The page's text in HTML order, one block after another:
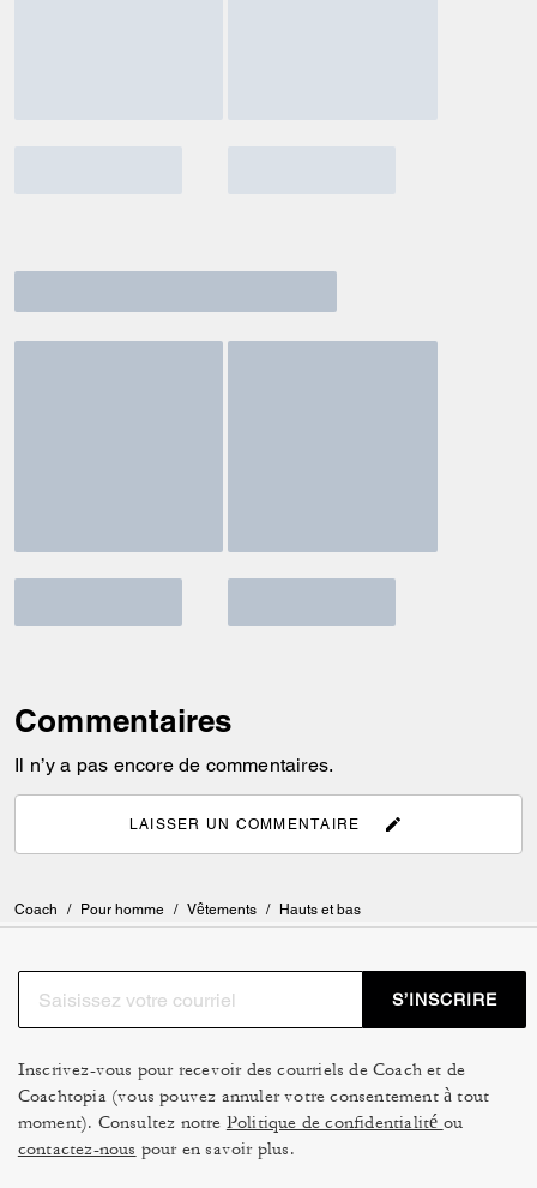
Commentaires
Il n’y a pas encore de commentaires.
LAISSER UN COMMENTAIRE
Coach / Pour homme / Vêtements / Hauts et bas
S’INSCRIRE
Inscrivez-vous pour recevoir des courriels de Coach et de
Coachtopia (vous pouvez annuler votre consentement à tout
moment). Consultez notre Politique de confidentialité ou
contactez-nous pour en savoir plus.